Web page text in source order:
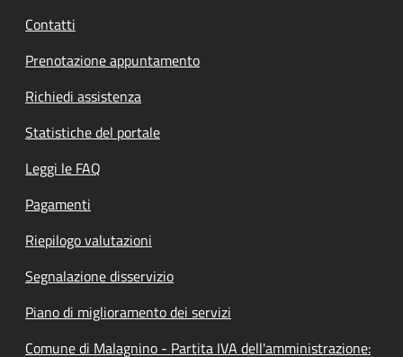
Contatti
Prenotazione appuntamento
Richiedi assistenza
Statistiche del portale
Leggi le FAQ
Pagamenti
Riepilogo valutazioni
Segnalazione disservizio
Piano di miglioramento dei servizi
Comune di Malagnino - Partita IVA dell'amministrazione: